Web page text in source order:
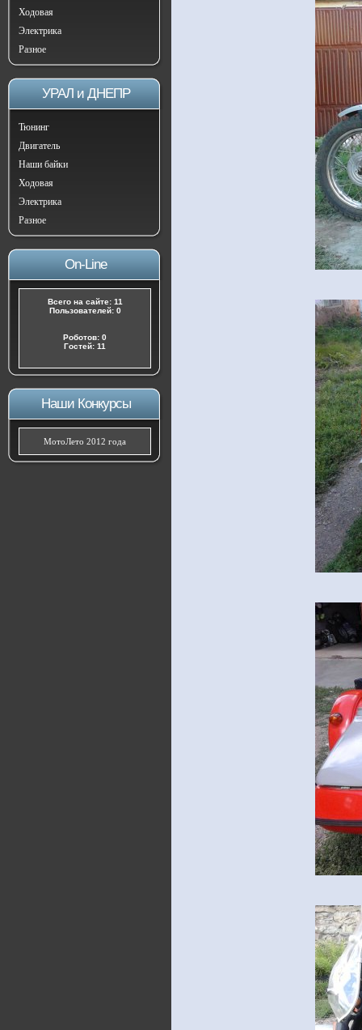
Ходовая
Электрика
Разное
УРАЛ и ДНЕПР
Тюнинг
Двигатель
Наши байки
Ходовая
Электрика
Разное
On-Line
Всего на сайте: 11
Пользователей: 0
Роботов: 0
Гостей: 11
Наши Конкурсы
МотоЛето 2012 года